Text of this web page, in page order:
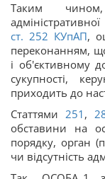
Таким
ст. 252 КУпАП,
переконанням,
і об'єктивному
сукупності,
приходить до
Статтями 251 ,
обставини на
порядку, орган
чи відсутність